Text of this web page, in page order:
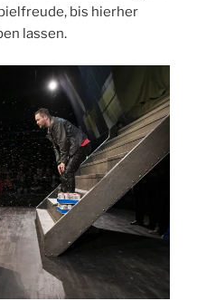
bis hierher
lassen.